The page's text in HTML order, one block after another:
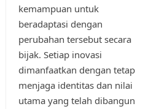
kemampuan untuk
beradaptasi dengan
perubahan tersebut secara
bijak. Setiap inovasi
dimanfaatkan dengan tetap
menjaga identitas dan nilai
utama yang telah dibangun